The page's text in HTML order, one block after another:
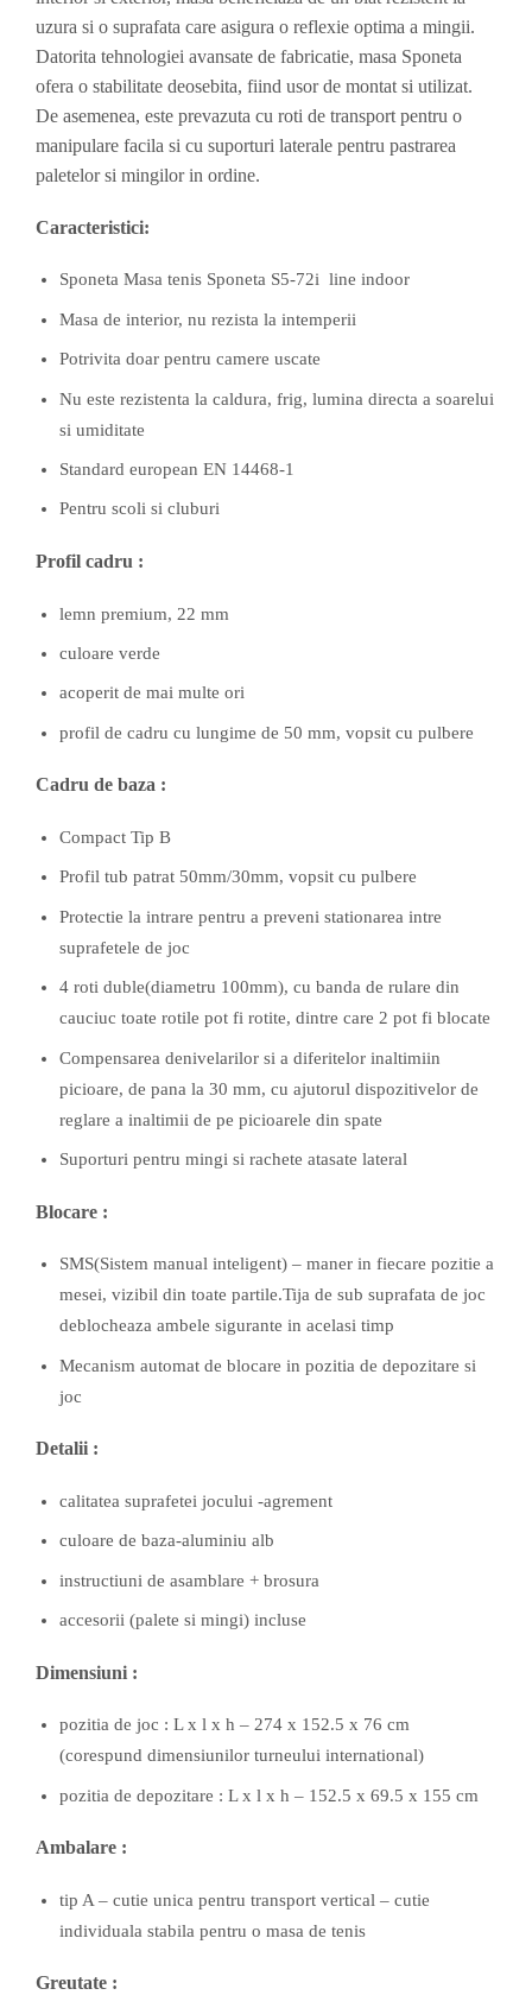
uzura si o suprafata care asigura o reflexie optima a mingii.
Datorita tehnologiei avansate de fabricatie, masa Sponeta
ofera o stabilitate deosebita, fiind usor de montat si utilizat.
De asemenea, este prevazuta cu roti de transport pentru o
manipulare facila si cu suporturi laterale pentru pastrarea
paletelor si mingilor in ordine.
Caracteristici:
Sponeta Masa tenis Sponeta S5-72i line indoor
Masa de interior, nu rezista la intemperii
Potrivita doar pentru camere uscate
Nu este rezistenta la caldura, frig, lumina directa a soarelui
si umiditate
Standard european EN 14468-1
Pentru scoli si cluburi
Profil cadru :
lemn premium, 22 mm
culoare verde
acoperit de mai multe ori
profil de cadru cu lungime de 50 mm, vopsit cu pulbere
Cadru de baza :
Compact Tip B
Profil tub patrat 50mm/30mm, vopsit cu pulbere
Protectie la intrare pentru a preveni stationarea intre
suprafetele de joc
4 roti duble(diametru 100mm), cu banda de rulare din
cauciuc toate rotile pot fi rotite, dintre care 2 pot fi blocate
Compensarea denivelarilor si a diferitelor inaltimiin
picioare, de pana la 30 mm, cu ajutorul dispozitivelor de
reglare a inaltimii de pe picioarele din spate
Suporturi pentru mingi si rachete atasate lateral
Blocare :
SMS(Sistem manual inteligent) – maner in fiecare pozitie a
mesei, vizibil din toate partile.Tija de sub suprafata de joc
deblocheaza ambele sigurante in acelasi timp
Mecanism automat de blocare in pozitia de depozitare si
joc
Detalii :
calitatea suprafetei jocului -agrement
culoare de baza-aluminiu alb
instructiuni de asamblare + brosura
accesorii (palete si mingi) incluse
Dimensiuni :
pozitia de joc : L x l x h – 274 x 152.5 x 76 cm
(corespund dimensiunilor turneului international)
pozitia de depozitare : L x l x h – 152.5 x 69.5 x 155 cm
Ambalare :
tip A – cutie unica pentru transport vertical – cutie
individuala stabila pentru o masa de tenis
Greutate :